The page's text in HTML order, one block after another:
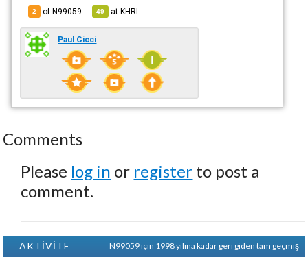
2 of N99059 49 atKHRL
Paul Cicci
Comments
Please log in or register to post a
comment.
AKTİVİTE
N99059 için 1998 yılına kadar geri giden tam geçmiş